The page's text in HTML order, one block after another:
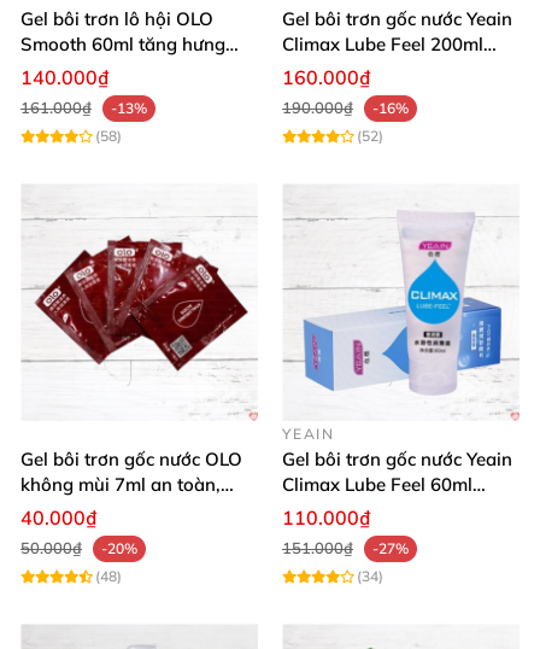
Gel bôi trơn lô hội OLO
Smooth 60ml tăng hưng
phấn, dễ chịu
140.000₫
161.000₫
-13%
(58)
Gel bôi trơn gốc nước Yeain
Climax Lube Feel 200ml
chất lượng
160.000₫
190.000₫
-16%
(52)
Gel bôi trơn gốc nước OLO
không mùi 7ml an toàn,
chất lượng
40.000₫
50.000₫
-20%
(48)
YEAIN
Gel bôi trơn gốc nước Yeain
Climax Lube Feel 60ml
Thăng hoa tối ưu
110.000₫
151.000₫
-27%
(34)